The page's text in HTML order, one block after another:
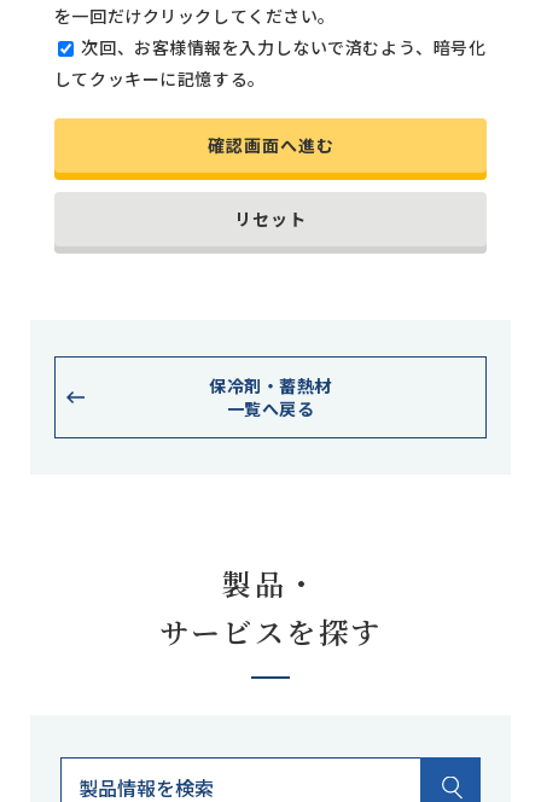
を一回だけクリックしてください。
次回、お客様情報を入力しないで済むよう、暗号化
してクッキーに記憶する。
確認画面へ進む
リセット
保冷剤・蓄熱材
一覧へ戻る
製品・
サービスを探す